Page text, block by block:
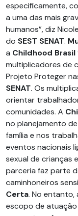
especificamente,
a uma das mais
humanos”, diz
do SEST SENAT.
a Childhood Brasil
multiplicadores de
Projeto Proteger
SENAT. Os
orientar
comunidades. A
no planejamento
família e nos
eventos nacionais
sexual de crianças
parceria faz parte
caminhoneiros
Certa. No entanto,
escopo de